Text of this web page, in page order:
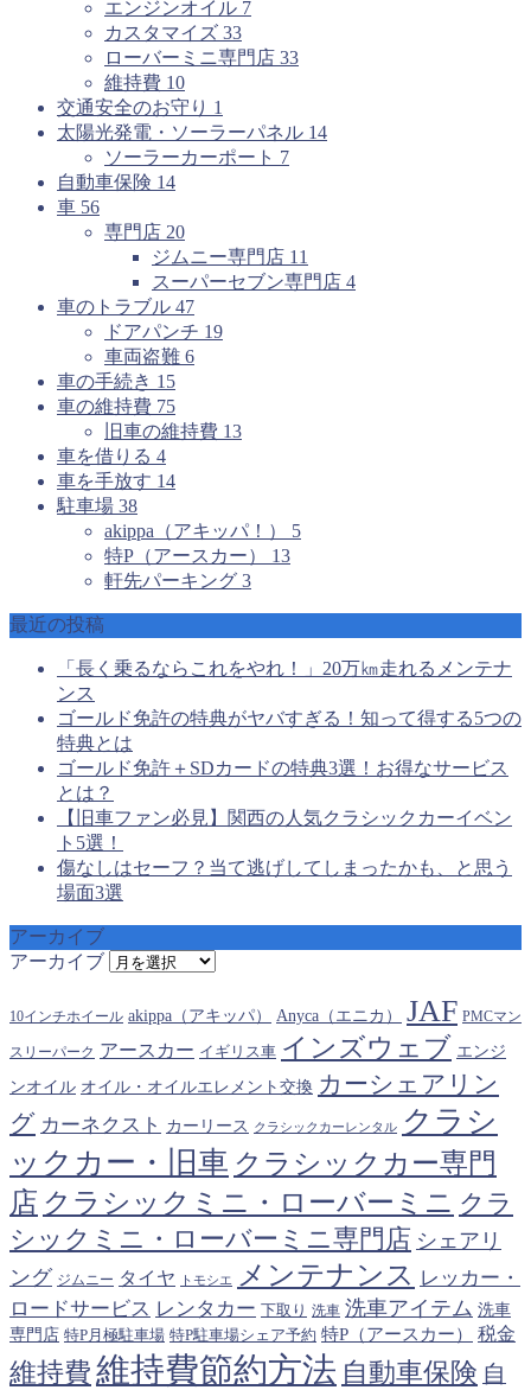
エンジンオイル 7
カスタマイズ 33
ローバーミニ専門店 33
維持費 10
交通安全のお守り 1
太陽光発電・ソーラーパネル 14
ソーラーカーポート 7
自動車保険 14
車 56
専門店 20
ジムニー専門店 11
スーパーセブン専門店 4
車のトラブル 47
ドアパンチ 19
車両盗難 6
車の手続き 15
車の維持費 75
旧車の維持費 13
車を借りる 4
車を手放す 14
駐車場 38
akippa（アキッパ！） 5
特P（アースカー） 13
軒先パーキング 3
最近の投稿
「長く乗るならこれをやれ！」20万㎞走れるメンテナ
ンス
ゴールド免許の特典がヤバすぎる！知って得する5つの
特典とは
ゴールド免許＋SDカードの特典3選！お得なサービス
とは？
【旧車ファン必見】関西の人気クラシックカーイベン
ト5選！
傷なしはセーフ？当て逃げしてしまったかも、と思う
場面3選
アーカイブ
アーカイブ
10インチホイール akippa（アキッパ） Anyca（エニカ） JAF PMCマン
スリーパーク アースカー イギリス車 インズウェブ エンジ
ンオイル オイル・オイルエレメント交換 カーシェアリン
グ カーネクスト カーリース クラシックカーレンタル
クラシ
ックカー・旧車 クラシックカー専門
店 クラシックミニ・ローバーミニ クラ
シックミニ・ローバーミニ専門店 シェアリ
ング ジムニー タイヤ トモシエ メンテナンス レッカー・
ロードサービス レンタカー 下取り 洗車 洗車アイテム 洗車
専門店 特P月極駐車場 特P駐車場シェア予約 特P（アースカー） 税金
維持費 維持費節約方法 自動車保険 自